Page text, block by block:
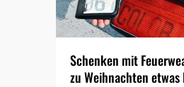
Schenken mit
zu Weihnachten etwas